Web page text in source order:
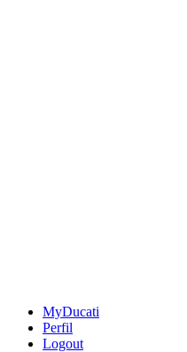
MyDucati
Perfil
Logout